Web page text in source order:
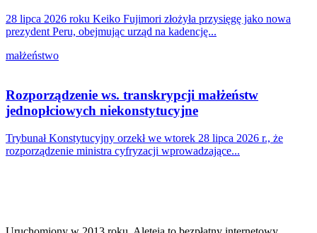
28 lipca 2026 roku Keiko Fujimori złożyła przysięgę jako nowa
prezydent Peru, obejmując urząd na kadencję...
małżeństwo
Rozporządzenie ws. transkrypcji małżeństw
jednopłciowych niekonstytucyjne
Trybunał Konstytucyjny orzekł we wtorek 28 lipca 2026 r., że
rozporządzenie ministra cyfryzacji wprowadzające...